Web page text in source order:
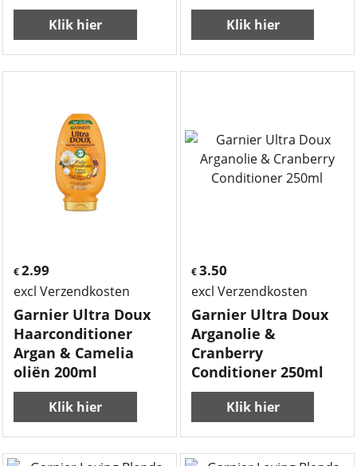
Klik hier Klik hier
€ 2.99
excl Verzendkosten
Garnier Ultra Doux
Haarconditioner
Argan & Camelia
oliën 200ml
Klik hier
€3.50
excl Verzendkosten
Garnier Ultra Doux
Arganolie &
Cranberry
Conditioner 250ml
Klik hier